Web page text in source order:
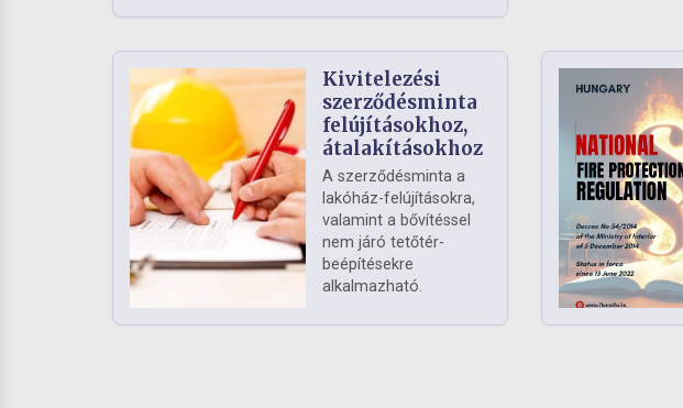
Kivitelezési
szerződésminta
felújításokhoz,
átalakításokhoz
A szerződésminta a
lakóház-felújításokra,
valamint a bővítéssel
nem járó tetőtér-
beépítésekre
alkalmazható.